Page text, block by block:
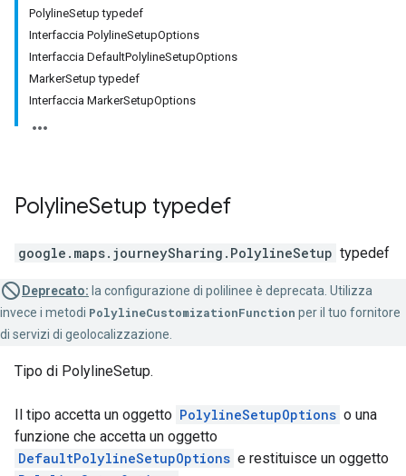
PolylineSetup typedef
Interfaccia PolylineSetupOptions
Interfaccia DefaultPolylineSetupOptions
MarkerSetup typedef
Interfaccia MarkerSetupOptions
PolylineSetup typedef
google.maps.journeySharing . PolylineSetup typedef
Deprecato: la configurazione di polilinee è deprecata. Utilizza
invece i metodi PolylineCustomizationFunction per il tuo fornitore
di servizi di geolocalizzazione.
Tipo di PolylineSetup.
Il tipo accetta un oggetto PolylineSetupOptions o una
funzione che accetta un oggetto
DefaultPolylineSetupOptions e restituisce un oggetto